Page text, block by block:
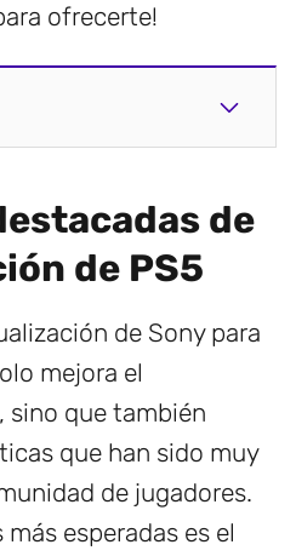
ofrecerte!
de
de PS5
de Sony para
mejora el
sino que también
que han sido muy
de jugadores.
esperadas es el